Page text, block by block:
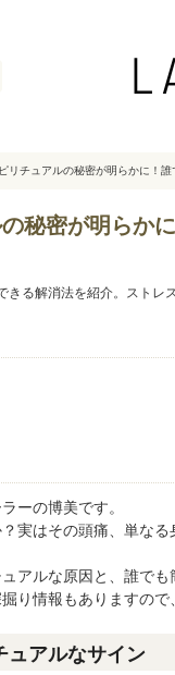
リチュアルの秘密が明らかに！
秘密が明らか
る解消法を紹介。ストレ
ーの博美です。
実はその頭痛、単な
アルな原因と、誰で
り情報もありますので
ュアルなサイン